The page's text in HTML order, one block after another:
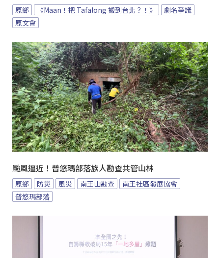
原鄉 《Maan！把 Tafalong 搬到台北？！》
劇名爭議
原文會
颱風逼近！普悠瑪部落族人勘查共管山林
原鄉 防災 風災 南王山勘查
南王社區發展協會
普悠瑪部落